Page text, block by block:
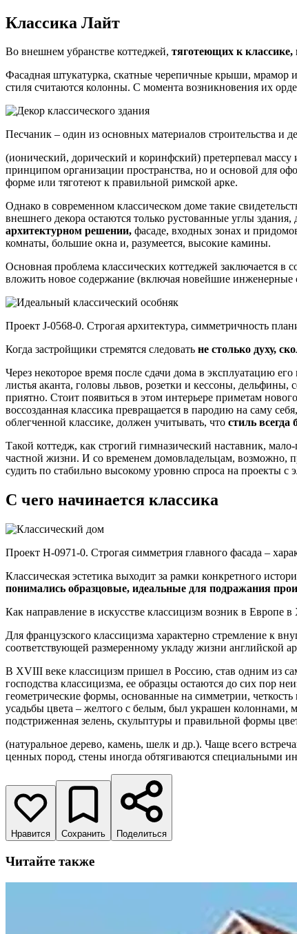
Классика Лайт
Во внешнем убранстве коттеджей, тяготеющих к
Фасадная штукатурка, скатные черепичные крыши, мрамор
стиля считаются колонны. С момента возникновения их
Песчаник – один из основных материалов строительства и
(ионический, дорический и коринфский) претерпевал массу
принципом организации пространства, но и основой для
форме или тяготеют к правильной римской арке.
Однако в современном классическом доме такие
внешнего декора остаются только рустованные углы
архитектурном решении, фасаде, входных зонах и
комнаты, большие окна и, разумеется, высокие камины.
Основная проблема классических коттеджей заключается
вложить новое содержание (включая новейшие
Проект J-0568-0. Строгая архитектура, симметричность
Когда застройщики стремятся следовать не столько духу,
Через некоторое время после сдачи дома в эксплуатацию
листья аканта, головы львов, розетки и кессоны,
приятно. Стоит появиться в этом интерьере приметам
воссозданная классика превращается в пародию на саму
облегченной классике, должен учитывать, что стиль всегда
Такой коттедж, как строгий гимназический наставник,
частной жизни. И со временем домовладельцам, возможно,
судить по стабильно высокому уровню спроса на проекты с
С чего начинается классика
Проект H-0971-0. Строгая симметрия главного фасада –
Классическая эстетика выходит за рамки конкретного
понимались образцовые, идеальные для подражания
Как направление в искусстве классицизм возник в Европе
Для французского классицизма характерно стремление к
соответствующей размеренному укладу жизни английской
В XVIII веке классицизм пришел в Россию, став одним из
господства классицизма, ее образцы остаются до сих пор
геометрические формы, основанные на симметрии,
усадьбы цвета – желтого с белым, был украшен колоннами,
подстриженная зелень, скульптуры и правильной формы
(натуральное дерево, камень, шелк и др.). Чаще всего
ценных пород, стены иногда обтягиваются специальными
Нравится Сохранить Поделиться
Читайте также